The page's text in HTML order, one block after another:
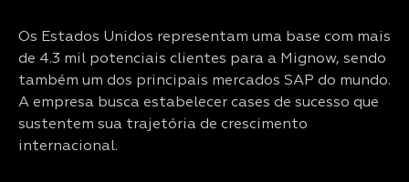
Os Estados Unidos representam uma base com mais
de 4.3 mil potenciais clientes para a Mignow, sendo
também um dos principais mercados SAP do mundo.
A empresa busca estabelecer cases de sucesso que
sustentem sua trajetória de crescimento
internacional.